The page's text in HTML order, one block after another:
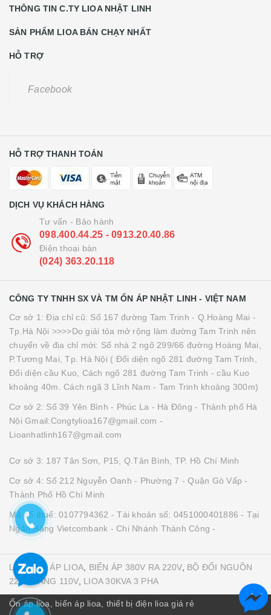
THÔNG TIN C.TY LIOA NHẬT LINH
SẢN PHẨM LIOA BÁN CHẠY NHẤT
HỖ TRỢ
Facebook
HỖ TRỢ THANH TOÁN
DỊCH VỤ KHÁCH HÀNG
Tư vấn - Bảo hành
098.400.44.25 - 0913.20.40.86
Điện thoại bàn
(024) 363.20.118
CÔNG TY TNHH SX VÀ TM ỔN ÁP NHẬT LINH - VIỆT NAM
Cơ sở 1: Địa chỉ cũ: Số 167 đường Tam Trinh - Q.Hoàng Mai -
Tp.Hà Nội >>>>Do giải tỏa mở rộng làm đường Tam Trinh nên
chuyển về địa chỉ mới: Số nhà 2 ngõ 299/66 đường Hoàng Mai,
P.Tương Mai, Tp. Hà Nội ( Đối diện ngõ 281 đường Tam Trinh,
Đối diện cầu Kuo, Cách ngõ 281 đường Tam Trinh - cầu Kuo
khoảng 40m. Cách ngã 3 Lĩnh Nam - Tam Trinh khoảng 300m)
Cơ sở 2: Số 39 Yên Bình - Phúc La - Hà Đông - Thành phố Hà
Nội Gmail:Congtylioa167@gmail.com -
Lioanhatlinh167@gmail.com
Cơ sở 3: 187 Tân Sơn, P15, Q.Tân Bình, TP. Hồ Chí Minh
Cơ sở 4: Số 212 Nguyễn Oanh - Phường 7 - Quận Gò Vấp -
Thành Phố Hồ Chí Minh
Mã số thuế: 0107794362 - Tài khoản số: 0451000401886 - Tại
Ngân Hàng Vietcombank - Chi Nhánh Thành Công -
LIOA,ỔN ÁP LIOA BIẾN ÁP 380V RA 220V, BỘ ĐỔI NGUỒN
220V SANG 110V, LIOA 30KVA 3 PHA
Ổn áp lioa, biến áp lioa, thiết bị điện lioa giá rẻ